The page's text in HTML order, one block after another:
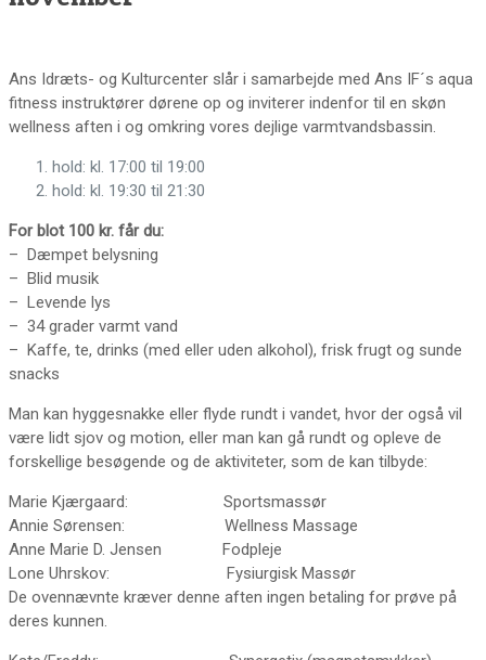
Ans Idræts- og Kulturcenter slår i samarbejde med Ans IF´s aqua
fitness instruktører dørene op og inviterer indenfor til en skøn
wellness aften i og omkring vores dejlige varmtvandsbassin.
hold: kl. 17:00 til 19:00
hold: kl. 19:30 til 21:30
For blot 100 kr. får du:
– Dæmpet belysning
– Blid musik
– Levende lys
– 34 grader varmt vand
– Kaffe, te, drinks (med eller uden alkohol), frisk frugt og sunde
snacks
Man kan hyggesnakke eller flyde rundt i vandet, hvor der også vil
være lidt sjov og motion, eller man kan gå rundt og opleve de
forskellige besøgende og de aktiviteter, som de kan tilbyde:
Marie Kjærgaard: Sportsmassør
Annie Sørensen: Wellness Massage
Anne Marie D. Jensen Fodpleje
Lone Uhrskov: Fysiurgisk Massør
De ovennævnte kræver denne aften ingen betaling for prøve på
deres kunnen.